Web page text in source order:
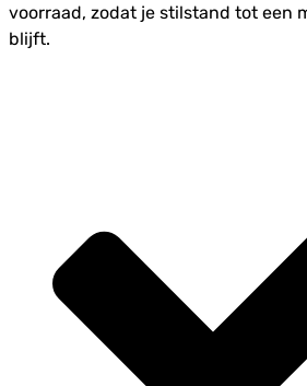
voorraad, zodat je stilstand tot een
blijft.